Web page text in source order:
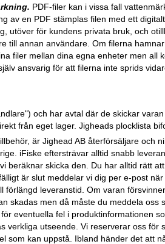
PDF-filer kan i vissa fall
av en PDF stämplas filen med ett
utöver för kundens privata bruk, och
till annan användare. Om filerna
filer mellan dina egna enheter men all
ansvarig för att filerna inte sprids
och har avtal där de skickar
från eget lager. Jigheads plocklista
är Jighead AB återförsäljare och
iFiske eftersträvar alltid snabb
beräknar skicka den. Du har alltid rätt
är slut meddelar vi dig per e-post
förlängd leveranstid. Om varan
skadas men då måste du meddela oss
för eventuella fel i produktinformationen
verkliga utseende. Vi reserverar oss för
som kan uppstå. Ibland händer det att